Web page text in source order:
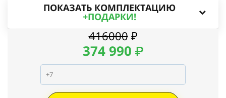
ПОКАЗАТЬ КОМПЛЕКТАЦИЮ
+ПОДАРКИ!
416000 ₽
374990 ₽